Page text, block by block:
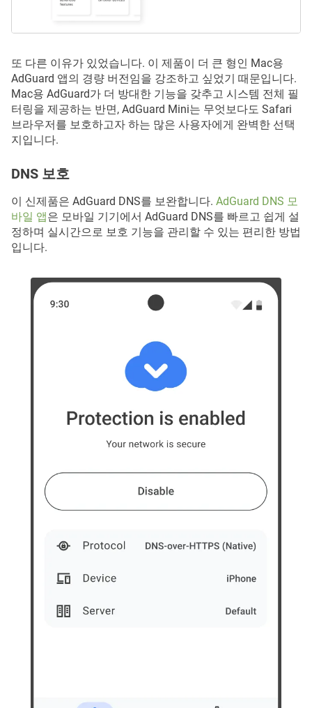
또 다른 이유가 있었습니다. 이 제품이 더 큰 형인 Mac용
AdGuard 앱의 경량 버전임을 강조하고 싶었기 때문입니다.
Mac용 AdGuard가 더 방대한 기능을 갖추고 시스템 전체 필
터링을 제공하는 반면, AdGuard Mini는 무엇보다도 Safari
브라우저를 보호하고자 하는 많은 사용자에게 완벽한 선택
지입니다.
DNS 보호
이 신제품은 AdGuard DNS를 보완합니다. AdGuard DNS 모
바일 앱은 모바일 기기에서 AdGuard DNS를 빠르고 쉽게 설
정하며 실시간으로 보호 기능을 관리할 수 있는 편리한 방법
입니다.